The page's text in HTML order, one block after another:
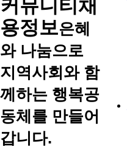
커뮤니티채
용정보은혜
와 나눔으로
지역사회와 함
께하는 행복공
동체를 만들어
갑니다.